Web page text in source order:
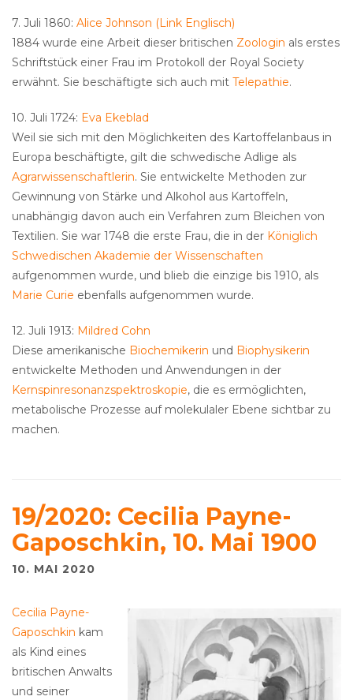
7. Juli 1860: Alice Johnson (Link Englisch)
1884 wurde eine Arbeit dieser britischen Zoologin als erstes
Schriftstück einer Frau im Protokoll der Royal Society
erwähnt. Sie beschäftigte sich auch mit Telepathie.
10. Juli 1724: Eva Ekeblad
Weil sie sich mit den Möglichkeiten des Kartoffelanbaus in
Europa beschäftigte, gilt die schwedische Adlige als
Agrarwissenschaftlerin. Sie entwickelte Methoden zur
Gewinnung von Stärke und Alkohol aus Kartoffeln,
unabhängig davon auch ein Verfahren zum Bleichen von
Textilien. Sie war 1748 die erste Frau, die in der Königlich
Schwedischen Akademie der Wissenschaften
aufgenommen wurde, und blieb die einzige bis 1910, als
Marie Curie ebenfalls aufgenommen wurde.
12. Juli 1913: Mildred Cohn
Diese amerikanische Biochemikerin und Biophysikerin
entwickelte Methoden und Anwendungen in der
Kernspinresonanzspektroskopie, die es ermöglichten,
metabolische Prozesse auf molekulaler Ebene sichtbar zu
machen.
19/2020: Cecilia Payne-
Gaposchkin, 10. Mai 1900
10. MAI 2020
Cecilia Payne-
Gaposchkin kam
als Kind eines
britischen Anwalts
und seiner